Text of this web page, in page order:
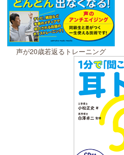
声が20歳若返るトレーニング